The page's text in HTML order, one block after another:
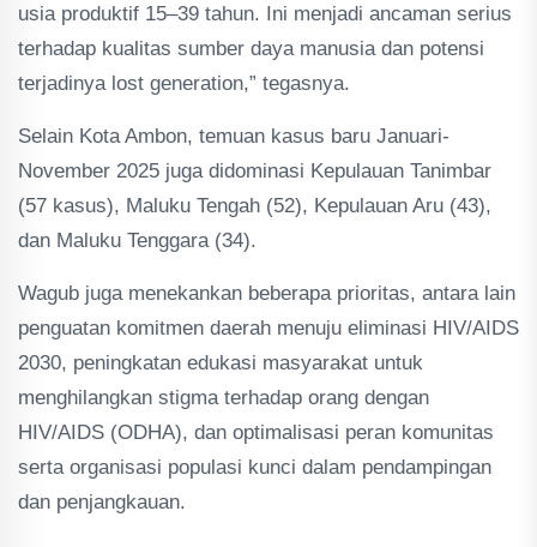
usia produktif 15–39 tahun. Ini menjadi ancaman serius
terhadap kualitas sumber daya manusia dan potensi
terjadinya lost generation,” tegasnya.
Selain Kota Ambon, temuan kasus baru Januari-
November 2025 juga didominasi Kepulauan Tanimbar
(57 kasus), Maluku Tengah (52), Kepulauan Aru (43),
dan Maluku Tenggara (34).
Wagub juga menekankan beberapa prioritas, antara lain
penguatan komitmen daerah menuju eliminasi HIV/AIDS
2030, peningkatan edukasi masyarakat untuk
menghilangkan stigma terhadap orang dengan
HIV/AIDS (ODHA), dan optimalisasi peran komunitas
serta organisasi populasi kunci dalam pendampingan
dan penjangkauan.